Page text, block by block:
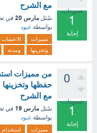
تصويتات
1
إجابة
مع الشرح
سُئل مارس 20 في
بواسطة عبود
مميزات الاعشاب
وتخزينها
ومدته
0
تصويتات
1
إجابة
من مميزات
حفظها
مع الشرح
سُئل مارس 19 في
بواسطة عبود
مميزات استخدام